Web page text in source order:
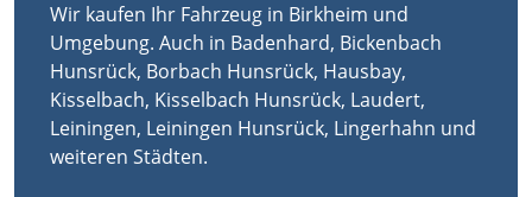
Wir kaufen Ihr Fahrzeug in Birkheim und
Umgebung. Auch in Badenhard, Bickenbach
Hunsrück, Borbach Hunsrück, Hausbay,
Kisselbach, Kisselbach Hunsrück, Laudert,
Leiningen, Leiningen Hunsrück, Lingerhahn und
weiteren Städten.